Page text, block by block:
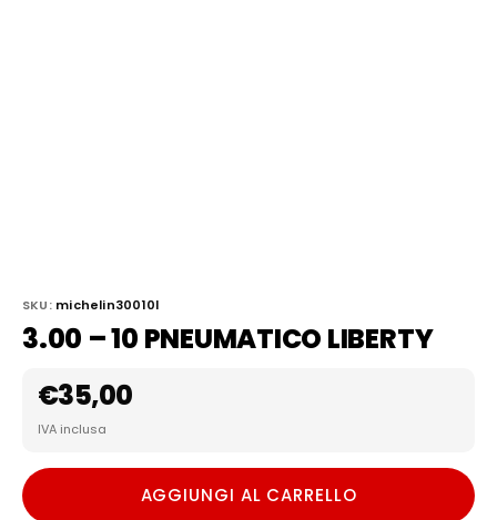
SKU: michelin30010l
3.00 – 10 PNEUMATICO LIBERTY
€35,00
IVA inclusa
AGGIUNGI AL CARRELLO